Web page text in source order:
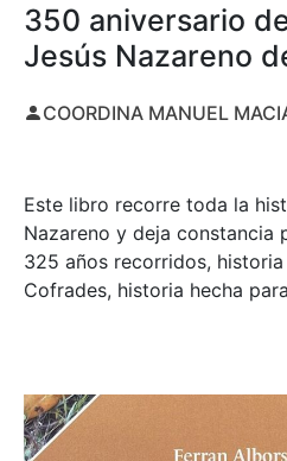
350 aniversario
Jesús Nazareno
COORDINA MANUEL
Este libro recorre toda la
Nazareno y deja constancia
325 años recorridos,
Cofrades, historia hecha